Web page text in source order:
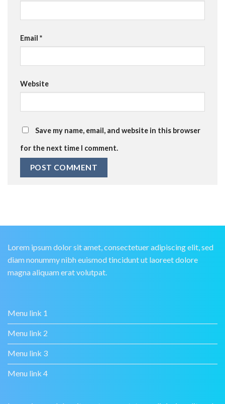
Email *
Website
Save my name, email, and website in this browser
for the next time I comment.
Lorem ipsum dolor sit amet, consectetuer adipiscing elit, sed
diam nonummy nibh euismod tincidunt ut laoreet dolore
magna aliquam erat volutpat.
Menu link 1
Menu link 2
Menu link 3
Menu link 4